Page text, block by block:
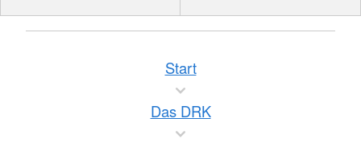
Start
Das DRK